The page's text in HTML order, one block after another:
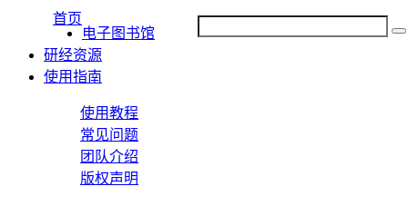
首页
电子图书馆
研经资源
使用指南
使用教程
常见问题
团队介绍
版权声明